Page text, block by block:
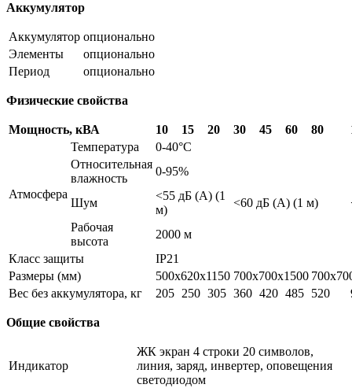
Аккумулятор
Аккумулятор опционально
Элементы
опционально
Период
опционально
Физические свойства
Мощность, кВА 10 15 20 30 45 60 80
Атмосфера
Температура
0-40°C
Относительная
влажность
0-95%
Шум
<55 дБ (A) (1
м)
<60 дБ (A) (1 м)
Рабочая
высота
2000 м
Класс защиты
IP21
Размеры (мм)
500x620x1150 700x700x1500
Вес без аккумулятора, кг
205 250 305 360 420 485 520
Общие свойства
Индикатор
ЖК экран 4 строки 20 символов,
линия, заряд, инвертер, оповещения
светодиодом